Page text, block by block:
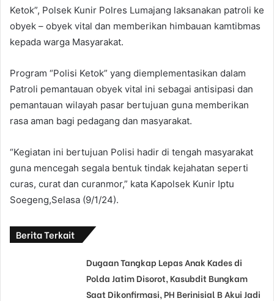
Ketok”, Polsek Kunir Polres Lumajang laksanakan patroli ke
obyek – obyek vital dan memberikan himbauan kamtibmas
kepada warga Masyarakat.
Program “Polisi Ketok” yang diemplementasikan dalam
Patroli pemantauan obyek vital ini sebagai antisipasi dan
pemantauan wilayah pasar bertujuan guna memberikan
rasa aman bagi pedagang dan masyarakat.
“Kegiatan ini bertujuan Polisi hadir di tengah masyarakat
guna mencegah segala bentuk tindak kejahatan seperti
curas, curat dan curanmor,” kata Kapolsek Kunir Iptu
Soegeng,Selasa (9/1/24).
Berita Terkait
Dugaan Tangkap Lepas Anak Kades di
Polda Jatim Disorot, Kasubdit Bungkam
Saat Dikonfirmasi, PH Berinisial B Akui Jadi